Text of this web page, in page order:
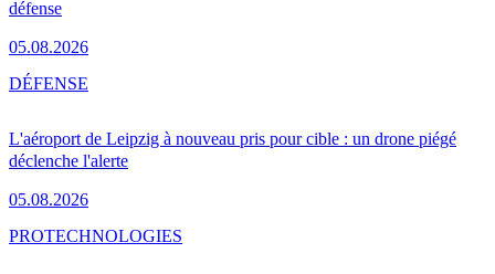
défense
05.08.2026
L'aéroport de Leipzig à nouveau pris pour cible : un drone piégé
déclenche l'alerte
05.08.2026
DÉFENSE
PROTECHNOLOGIES